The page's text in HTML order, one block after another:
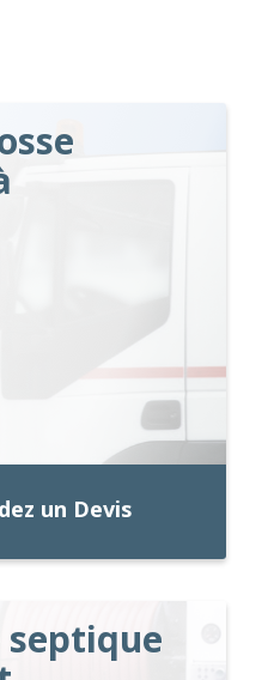
un Devis
septique